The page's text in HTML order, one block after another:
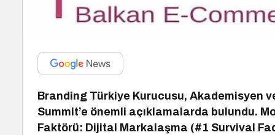
Branding Türkiye Kurucusu, Akademisyen
Summit’e önemli açıklamalarda bulundu.
Faktörü: Dijital Markalaşma (#1 Survival